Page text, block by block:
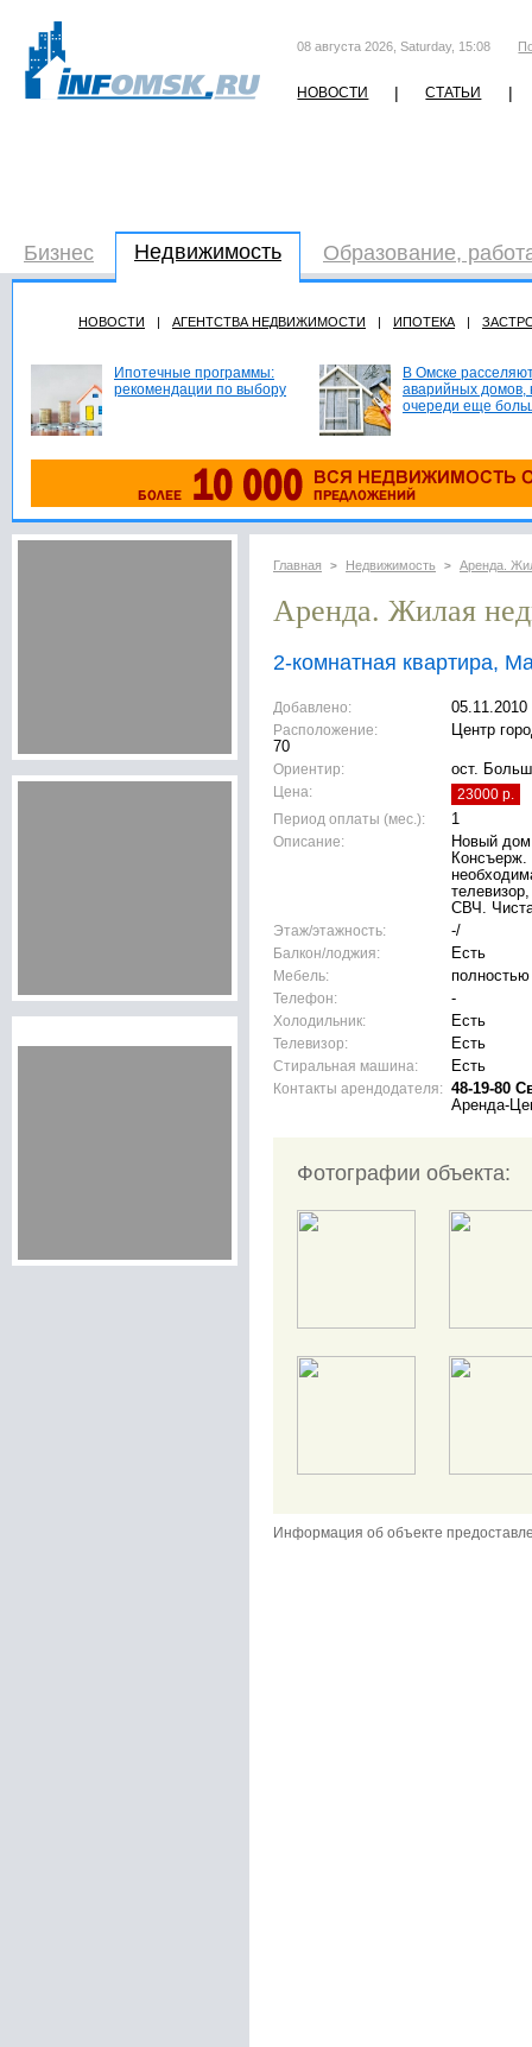
08 августа 2026, Saturday, 15:08
НОВОСТИ | СТАТЬИ |
Бизнес Недвижимость Образование,
НОВОСТИ | АГЕНТСТВА НЕДВИЖИМОСТИ | ИПОТЕКА |
Ипотечные программы:
рекомендации по выбору
В Омске
аварийных домов,
очереди еще
Главная > Недвижимость > Аренда.
Аренда. Жилая
2-комнатная квартира,
Добавлено:
05.11.2010
Расположение:
Центр
70
Ориентир:
ост.
Цена:
23000 р.
Период оплаты (мес.):
1
Описание:
Новый
СВЧ.
Этаж/этажность:
-/
Балкон/лоджия:
Есть
Мебель:
полностью
Телефон:
-
Холодильник:
Есть
Телевизор:
Есть
Стиральная машина:
Есть
Контакты арендодателя: 48-19-80
Аренда-
Фотографии объекта:
Информация об объекте